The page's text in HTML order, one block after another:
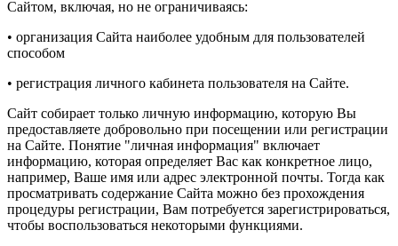
Сайтом, включая, но не ограничиваясь:
• организация Сайта наиболее удобным для пользователей
способом
• регистрация личного кабинета пользователя на Сайте.
Сайт собирает только личную информацию, которую Вы
предоставляете добровольно при посещении или регистрации
на Сайте. Понятие "личная информация" включает
информацию, которая определяет Вас как конкретное лицо,
например, Ваше имя или адрес электронной почты. Тогда как
просматривать содержание Сайта можно без прохождения
процедуры регистрации, Вам потребуется зарегистрироваться,
чтобы воспользоваться некоторыми функциями.